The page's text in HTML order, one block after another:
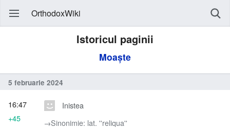
OrthodoxWiki
Istoricul paginii
Moaște
5 februarie 2024
Inistea
→‎Sinonimie: lat. ''reliqua''
16:47
+45